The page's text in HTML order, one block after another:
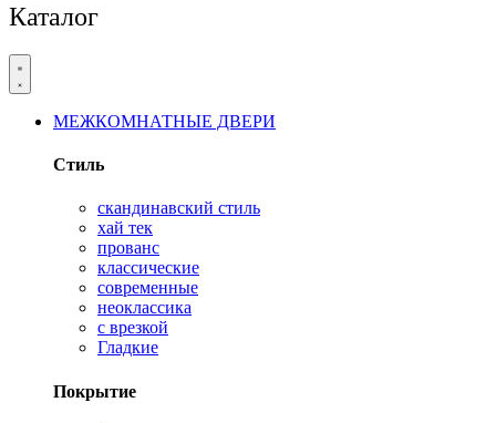
Каталог
МЕЖКОМНАТНЫЕ ДВЕРИ
Стиль
скандинавский стиль
хай тек
прованс
классические
современные
неоклассика
с врезкой
Гладкие
Покрытие